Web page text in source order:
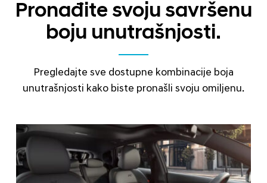
Pronađite svoju savršenu
boju unutrašnjosti.
Pregledajte sve dostupne kombinacije boja
unutrašnjosti kako biste pronašli svoju omiljenu.